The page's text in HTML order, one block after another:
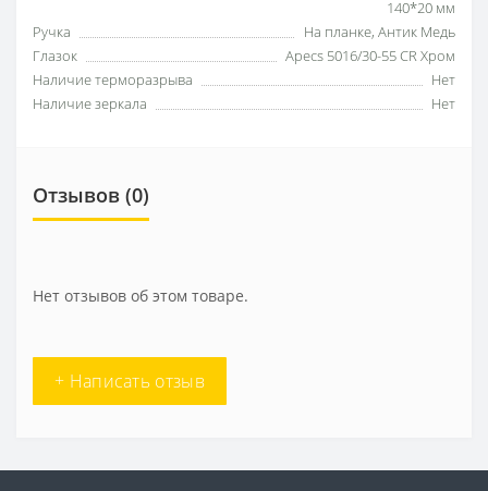
140*20 мм
Ручка
На планке, Антик Медь
Глазок
Apecs 5016/30-55 CR Хром
Наличие терморазрыва
Нет
Наличие зеркала
Нет
Отзывов (0)
Нет отзывов об этом товаре.
+ Написать отзыв